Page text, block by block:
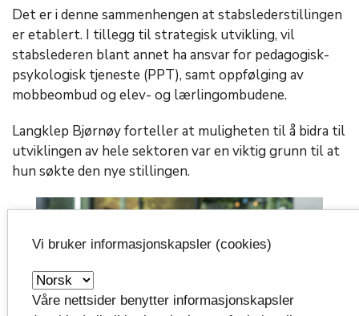
Det er i denne sammenhengen at stabslederstillingen
er etablert. I tillegg til strategisk utvikling, vil
stabslederen blant annet ha ansvar for pedagogisk-
psykologisk tjeneste (PPT), samt oppfølging av
mobbeombud og elev- og lærlingombudene.
Langklep Bjørnøy forteller at muligheten til å bidra til
utviklingen av hele sektoren var en viktig grunn til at
hun søkte den nye stillingen.
Vi bruker informasjonskapsler (cookies)
Våre nettsider benytter informasjonskapsler